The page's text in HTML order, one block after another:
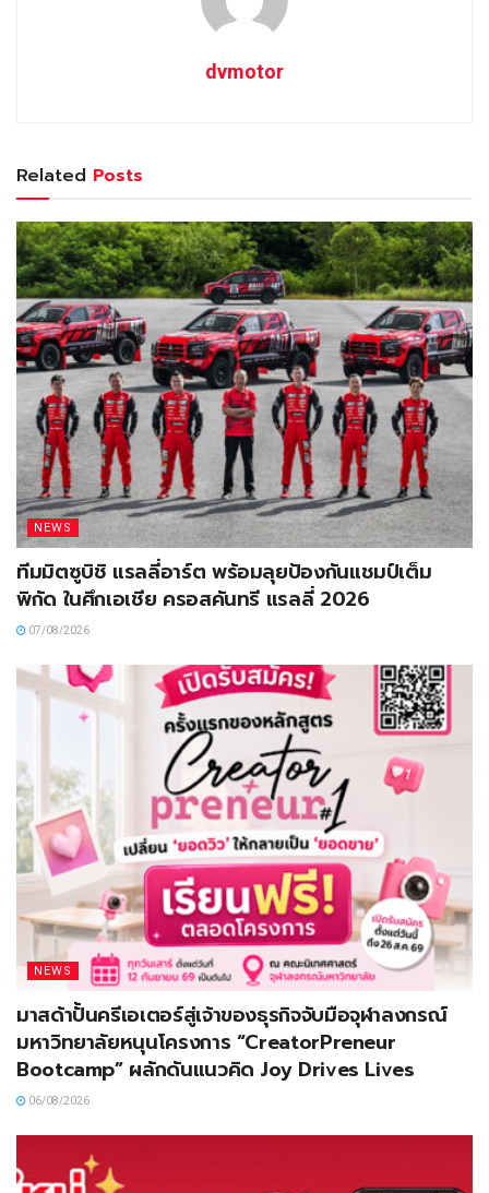
dvmotor
Related Posts
NEWS
ทีมมิตซูบิชิ แรลลี่อาร์ต พร้อมลุยป้องกันแชมป์เต็ม
พิกัด ในศึกเอเชีย ครอสคันทรี แรลลี่ 2026
07/08/2026
NEWS
มาสด้าปั้นครีเอเตอร์สู่เจ้าของธุรกิจจับมือจุฬาลงกรณ์
มหาวิทยาลัยหนุนโครงการ “CreatorPreneur
Bootcamp” ผลักดันแนวคิด Joy Drives Lives
06/08/2026